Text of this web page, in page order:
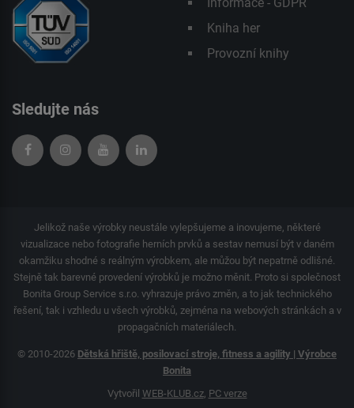
Informace - GDPR
Kniha her
Provozní knihy
Sledujte nás
Jelikož naše výrobky neustále vylepšujeme a inovujeme, některé
vizualizace nebo fotografie herních prvků a sestav nemusí být v daném
okamžiku shodné s reálným výrobkem, ale můžou být nepatrně odlišné.
Stejně tak barevné provedení výrobků je možno měnit. Proto si společnost
Bonita Group Service s.r.o. vyhrazuje právo změn, a to jak technického
řešení, tak i vzhledu u všech výrobků, zejména na webových stránkách a v
propagačních materiálech.
© 2010-2026 Dětská hřiště, posilovací stroje, fitness a agility | Výrobce
Bonita
Vytvořil WEB-KLUB.cz, PC verze